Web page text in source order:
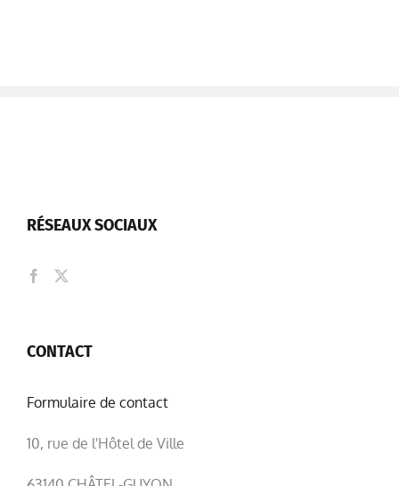
RÉSEAUX SOCIAUX
CONTACT
Formulaire de contact
10, rue de l'Hôtel de Ville